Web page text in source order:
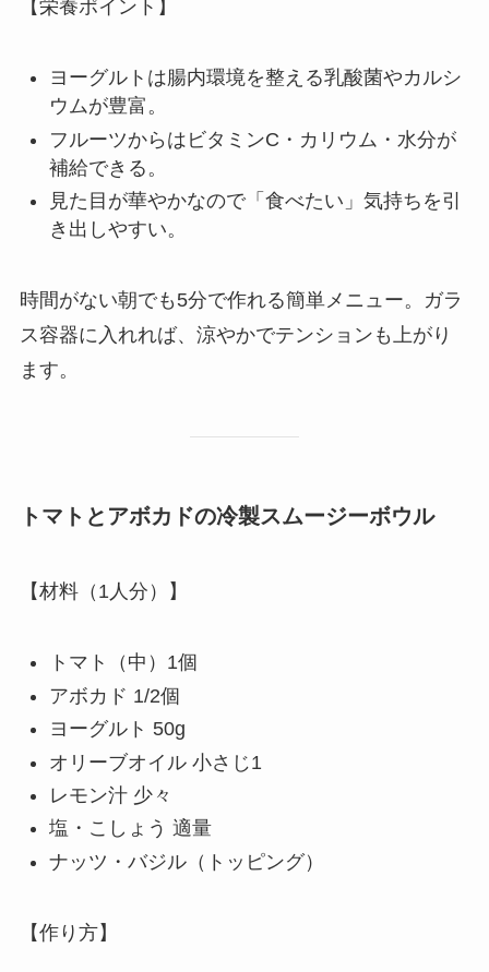
【栄養ポイント】
ヨーグルトは腸内環境を整える乳酸菌やカルシ
ウムが豊富。
フルーツからはビタミンC・カリウム・水分が
補給できる。
見た目が華やかなので「食べたい」気持ちを引
き出しやすい。
時間がない朝でも5分で作れる簡単メニュー。ガラ
ス容器に入れれば、涼やかでテンションも上がり
ます。
トマトとアボカドの冷製スムージーボウル
【材料（1人分）】
トマト（中）1個
アボカド 1/2個
ヨーグルト 50g
オリーブオイル 小さじ1
レモン汁 少々
塩・こしょう 適量
ナッツ・バジル（トッピング）
【作り方】